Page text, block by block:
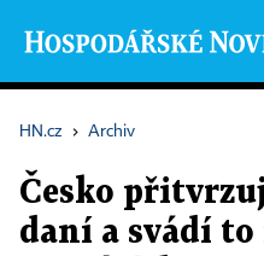
HN.cz › Archiv
Česko
daní a svádí to